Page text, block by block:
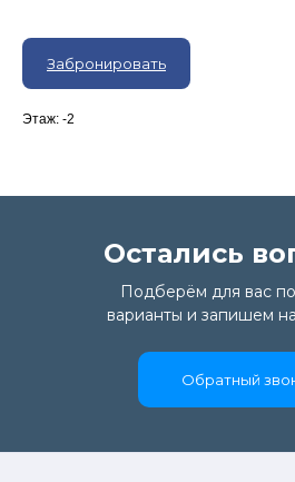
Забронировать
Этаж: -2
Подберём для вас
варианты и запишем
Остались
Обратный